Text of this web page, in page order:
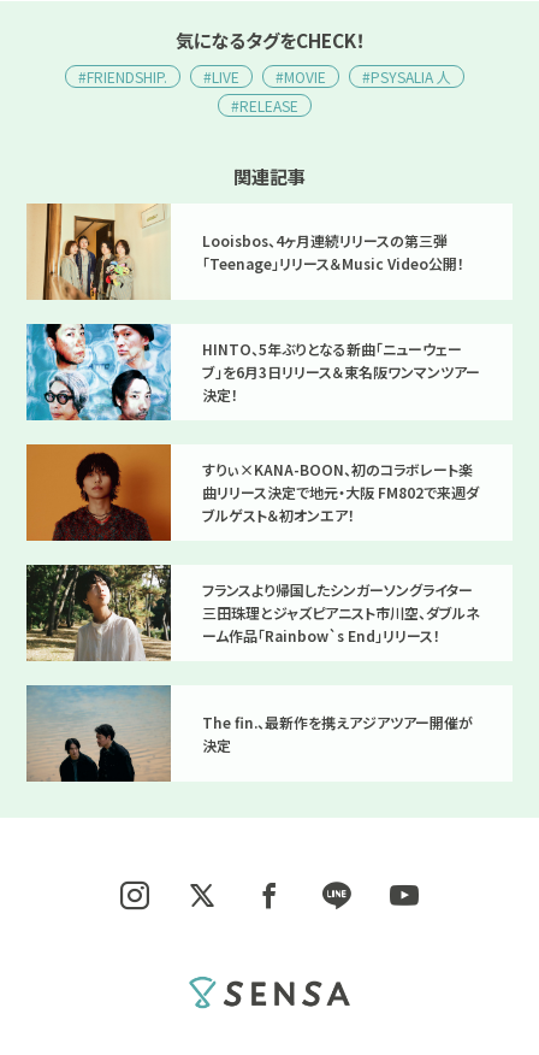
気になるタグをCHECK！
#FRIENDSHIP. #LIVE #MOVIE
#PSYSALIA 人
#RELEASE
関連記事
Looisbos、4ヶ月連続リリースの第三弾
「Teenage」リリース＆Music Video公開！
HINTO、5年ぶりとなる新曲「ニューウェー
ブ」を6月3日リリース＆東名阪ワンマンツアー
決定！
すりぃ×KANA-BOON、初のコラボレート楽
曲リリース決定で地元・大阪 FM802で来週ダ
ブルゲスト＆初オンエア！
フランスより帰国したシンガーソングライター
三田珠理とジャズピアニスト市川空、ダブルネ
ーム作品「Rainbow`s End」リリース！
The fin.、最新作を携えアジアツアー開催が
決定